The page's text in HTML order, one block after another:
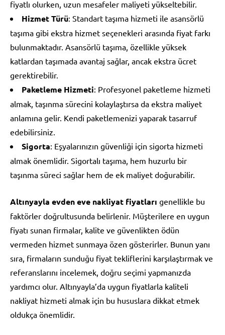
fiyatlı olurken, uzun mesafeler maliyeti yükseltebilir.
Hizmet Türü: Standart taşıma hizmeti ile asansörlü
taşıma gibi ekstra hizmet seçenekleri arasında fiyat farkı
bulunmaktadır. Asansörlü taşıma, özellikle yüksek
katlardan taşımada avantaj sağlar, ancak ekstra ücret
gerektirebilir.
Paketleme Hizmeti: Profesyonel paketleme hizmeti
almak, taşınma sürecini kolaylaştırsa da ekstra maliyet
anlamına gelir. Kendi paketlemenizi yaparak tasarruf
edebilirsiniz.
Sigorta: Eşyalarınızın güvenliği için sigorta hizmeti
almak önemlidir. Sigortalı taşıma, hem huzurlu bir
taşınma süreci sağlar hem de ek maliyet doğurabilir.
Altınyayla evden eve nakliyat fiyatları genellikle bu
faktörler doğrultusunda belirlenir. Müşterilere en uygun
fiyatı sunan firmalar, kalite ve güvenlikten ödün
vermeden hizmet sunmaya özen gösterirler. Bunun yanı
sıra, firmaların sunduğu fiyat tekliflerini karşılaştırmak ve
referanslarını incelemek, doğru seçimi yapmanızda
yardımcı olur. Altınyayla’da uygun fiyatlarla kaliteli
nakliyat hizmeti almak için bu hususlara dikkat etmek
oldukça önemlidir.